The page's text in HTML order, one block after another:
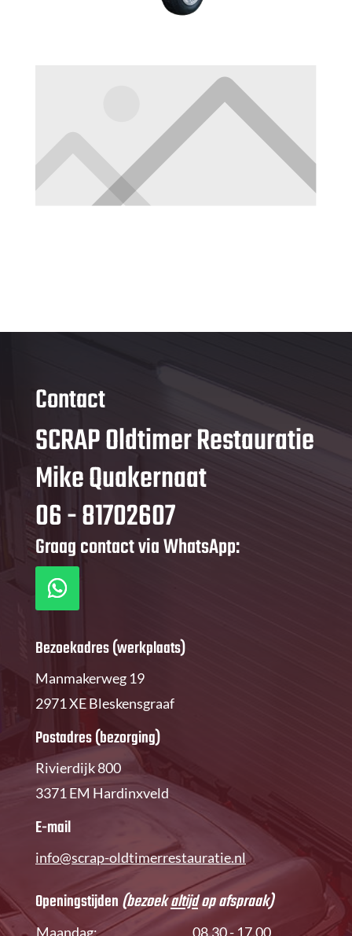
Contact
SCRAP Oldtimer Restauratie
Mike Quakernaat
06 - 81702607
Graag contact via WhatsApp:
Bezoekadres (werkplaats)
Manmakerweg 19
2971 XE Bleskensgraaf
Postadres (bezorging)
Rivierdijk 800
3371 EM Hardinxveld
E-mail
info@scrap-oldtimerrestauratie.nl
Openingstijden(bezoekaltijdop afspraak)
Maandag:
08.30 - 17.00